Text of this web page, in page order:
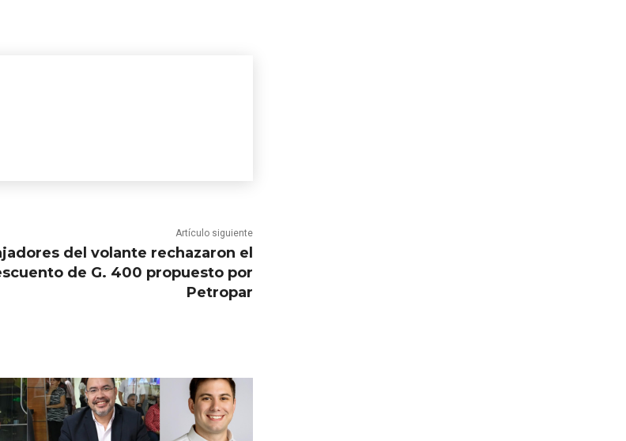
Artículo siguiente
del volante rechazaron el
de G. 400 propuesto por
Petropar